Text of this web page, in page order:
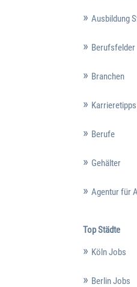
Ausbildung
Berufsfelder
Branchen
Karrieretipps
Berufe
Gehälter
Agentur für
Top Städte
Köln Jobs
Berlin Jobs